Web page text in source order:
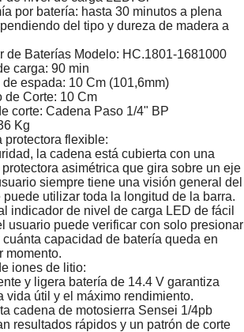
por batería: hasta 30 minutos a plena
del tipo y dureza de madera a
de Baterías Modelo: HC.1801-1681000
carga: 90 min
de espada: 10 Cm (101,6mm)
de Corte: 10 Cm
corte: Cadena Paso 1/4" BP
Kg
protectora flexible:
la cadena está cubierta con una
asimétrica que gira sobre un eje
siempre tiene una visión general del
puede utilizar toda la longitud de la barra.
indicador de nivel de carga LED de fácil
usuario puede verificar con solo presionar
cuánta capacidad de batería queda en
momento.
iones de litio:
y ligera batería de 14.4 V garantiza
vida útil y el máximo rendimiento.
cadena de motosierra Sensei 1/4pb
resultados rápidos y un patrón de corte